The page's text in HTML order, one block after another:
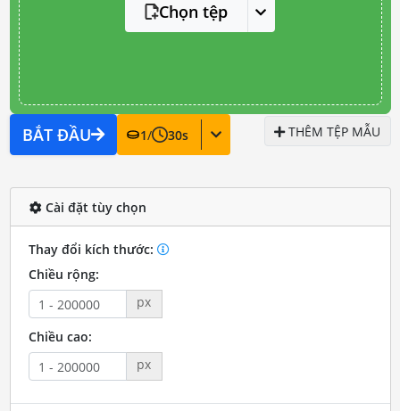
Chọn tệp
BẮT ĐẦU 1/ 30s THÊM TỆP MẪU
Cài đặt tùy chọn
Thay đổi kích thước:
Chiều rộng:
px
Chiều cao:
px